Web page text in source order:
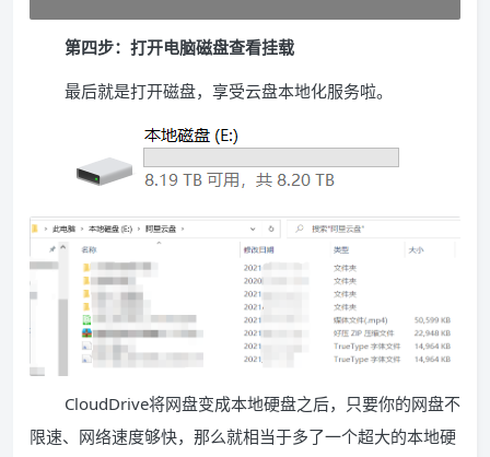
第四步：打开电脑磁盘查看挂载
最后就是打开磁盘，享受云盘本地化服务啦。
CloudDrive将网盘变成本地硬盘之后，只要你的网盘不
限速、网络速度够快，那么就相当于多了一个超大的本地硬